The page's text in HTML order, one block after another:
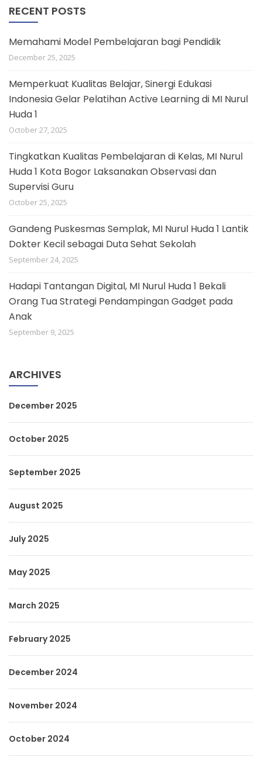
RECENT POSTS
Memahami Model Pembelajaran bagi Pendidik
December 25, 2025
Memperkuat Kualitas Belajar, Sinergi Edukasi
Indonesia Gelar Pelatihan Active Learning di MI Nurul
Huda 1
October 27, 2025
Tingkatkan Kualitas Pembelajaran di Kelas, MI Nurul
Huda 1 Kota Bogor Laksanakan Observasi dan
Supervisi Guru
October 25, 2025
Gandeng Puskesmas Semplak, MI Nurul Huda 1 Lantik
Dokter Kecil sebagai Duta Sehat Sekolah
September 24, 2025
Hadapi Tantangan Digital, MI Nurul Huda 1 Bekali
Orang Tua Strategi Pendampingan Gadget pada
Anak
September 9, 2025
ARCHIVES
December 2025
October 2025
September 2025
August 2025
July 2025
May 2025
March 2025
February 2025
December 2024
November 2024
October 2024